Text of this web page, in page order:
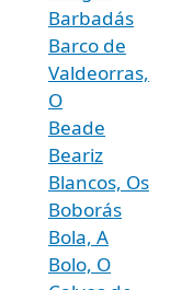
Barbadás
Barco de
Valdeorras,
O
Beade
Beariz
Blancos, Os
Boborás
Bola, A
Bolo, O